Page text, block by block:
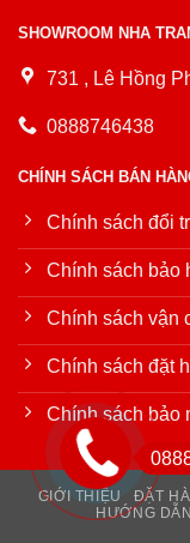
SHOWROOM NHA
731 , Lê Hồng
0888746438
CHÍNH SÁCH BÁN
Chính sách đổi
Chính sách bảo
Chính sách vận
Chính sách đặt
Chính sách bảo
GIỚI THIỆU ĐẶT
HƯỚNG